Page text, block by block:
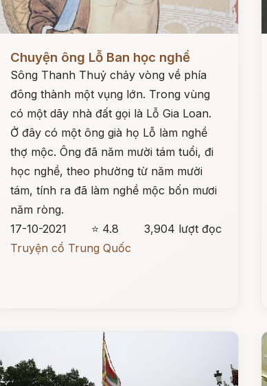
Chuyện ông Lỗ Ban học nghề
Sông Thanh Thuỷ chảy vòng về phía
đông thành một vụng lớn. Trong vùng
có một dãy nhà đất gọi là Lỗ Gia Loan.
Ở đây có một ông già họ Lỗ làm nghề
thợ mộc. Ông đã năm mười tám tuổi, đi
học nghề, theo phường từ năm mười
tám, tính ra đã làm nghề mộc bốn mươi
năm ròng.
17-10-2021
⭐ 4.8
3,904 lượt đọc
Truyện cổ Trung Quốc